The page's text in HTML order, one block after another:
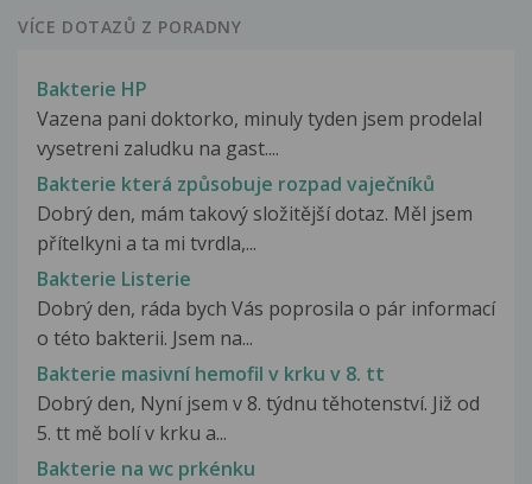
VÍCE DOTAZŮ Z PORADNY
Bakterie HP
Vazena pani doktorko, minuly tyden jsem prodelal
vysetreni zaludku na gast....
Bakterie která způsobuje rozpad vaječníků
Dobrý den, mám takový složitější dotaz. Měl jsem
přítelkyni a ta mi tvrdla,...
Bakterie Listerie
Dobrý den, ráda bych Vás poprosila o pár informací
o této bakterii. Jsem na...
Bakterie masivní hemofil v krku v 8. tt
Dobrý den, Nyní jsem v 8. týdnu těhotenství. Již od
5. tt mě bolí v krku a...
Bakterie na wc prkénku